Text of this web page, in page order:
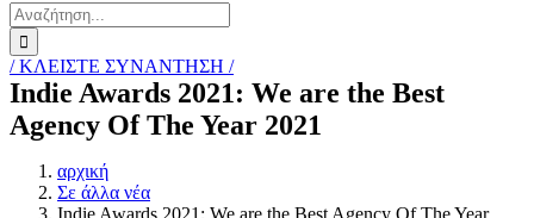
Search
for:
/ ΚΛΕΙΣΤΕ ΣΥΝΑΝΤΗΣΗ /
Ιndie Awards 2021: We are the Best
Agency Of The Year 2021
αρχική
Σε άλλα νέα
Ιndie Awards 2021: We are the Best Agency Of The Year